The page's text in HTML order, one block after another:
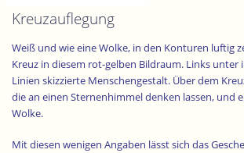
Kreuzauflegung
Weiß und wie eine Wolke, in den Konturen luftig
Kreuz in diesem rot-gelben Bildraum. Links unter
Linien skizzierte Menschengestalt. Über dem
die an einen Sternenhimmel denken lassen, und
Wolke.
Mit diesen wenigen Angaben lässt sich das